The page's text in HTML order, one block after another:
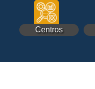
Centros